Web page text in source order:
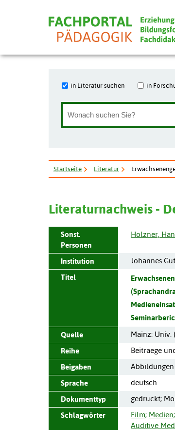
in Literatur suchen in
Startseite Literatur
Literaturnachweis -
Sonst.
Personen
Holzner,
Institution
Johannes
Titel
Quelle Mainz: Univ.
Reihe
Beitraege
Beigaben
Abbildungen
Sprache
deutsch
Dokumenttyp
gedruckt;
Schlagwörter
Film; Medien;
Auditive